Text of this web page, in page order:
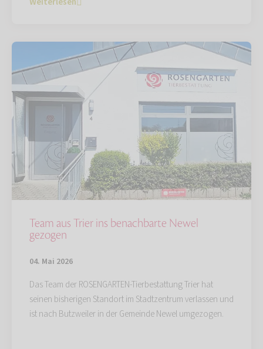
Team aus Trier ins benachbarte Newel
gezogen
04. Mai 2026
Das Team der ROSENGARTEN-Tierbestattung Trier hat
seinen bisherigen Standort im Stadtzentrum verlassen und
ist nach Butzweiler in der Gemeinde Newel umgezogen.